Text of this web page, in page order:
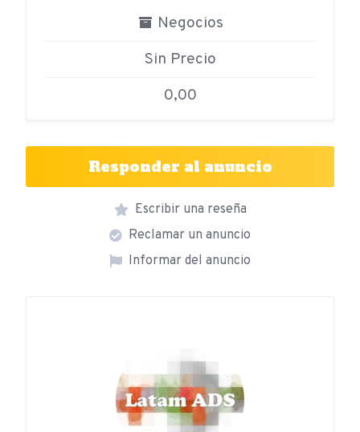
Negocios
Sin Precio
0,00
Responder al anuncio
Escribir una reseña
Reclamar un anuncio
Informar del anuncio